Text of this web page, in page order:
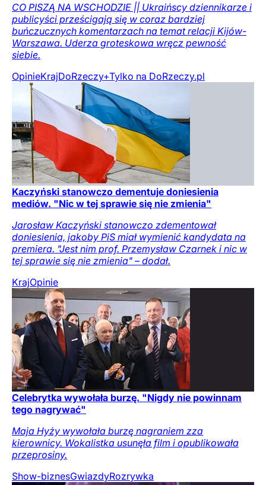
CO PISZĄ NA WSCHODZIE || Ukraińscy dziennikarze i
publicyści prześcigają się w coraz bardziej
buńczucznych komentarzach na temat relacji Kijów-
Warszawa. Uderza groteskowa wręcz pewność
siebie.
OpinieKrajDoRzeczy+Tylko na DoRzeczy.pl
Kaczyński stanowczo dementuje doniesienia
mediów. "Nic w tej sprawie się nie zmienia"
Jarosław Kaczyński stanowczo zdementował
doniesienia, jakoby PiS miał wymienić kandydata na
premiera. "Jest nim prof. Przemysław Czarnek i nic w
tej sprawie się nie zmienia" – dodał.
KrajOpinie
Celebrytka wywołała burzę. "Nigdy nie powinnam
tego nagrywać"
Maja Hyży wywołała burzę nagraniem zza
kierownicy. Wokalistka usunęła film i opublikowała
przeprosiny.
Show-biznesGwiazdyRozrywka